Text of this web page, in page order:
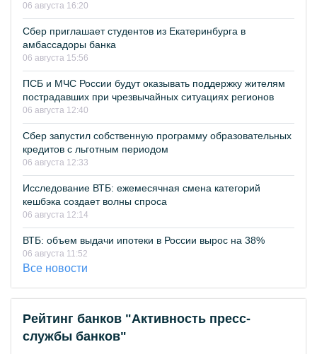
06 августа 16:20
Сбер приглашает студентов из Екатеринбурга в
амбассадоры банка
06 августа 15:56
ПСБ и МЧС России будут оказывать поддержку жителям
пострадавших при чрезвычайных ситуациях регионов
06 августа 12:40
Сбер запустил собственную программу образовательных
кредитов с льготным периодом
06 августа 12:33
Исследование ВТБ: ежемесячная смена категорий
кешбэка создает волны спроса
06 августа 12:14
ВТБ: объем выдачи ипотеки в России вырос на 38%
06 августа 11:52
Все новости
Рейтинг банков "Активность пресс-
службы банков"